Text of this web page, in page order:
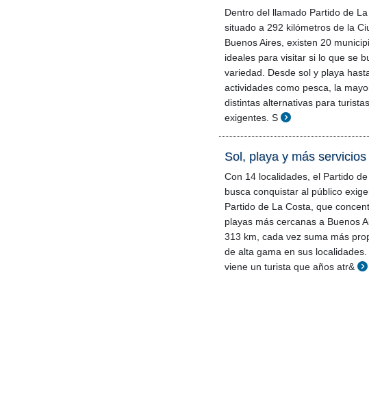
Dentro del llamado Partido de La
situado a 292 kilómetros de la
Buenos Aires, existen 20
ideales para visitar si lo que se
variedad. Desde sol y playa
actividades como pesca, la
distintas alternativas para turistas
exigentes. S
Sol, playa y más
Con 14 localidades, el Partido
busca conquistar al público
Partido de La Costa, que
playas más cercanas a Buenos
313 km, cada vez suma más
de alta gama en sus localidades.
viene un turista que años atr&